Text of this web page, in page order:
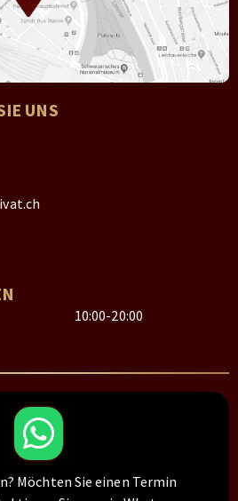
UNS
10:00-20:00
Möchten Sie einen Termin